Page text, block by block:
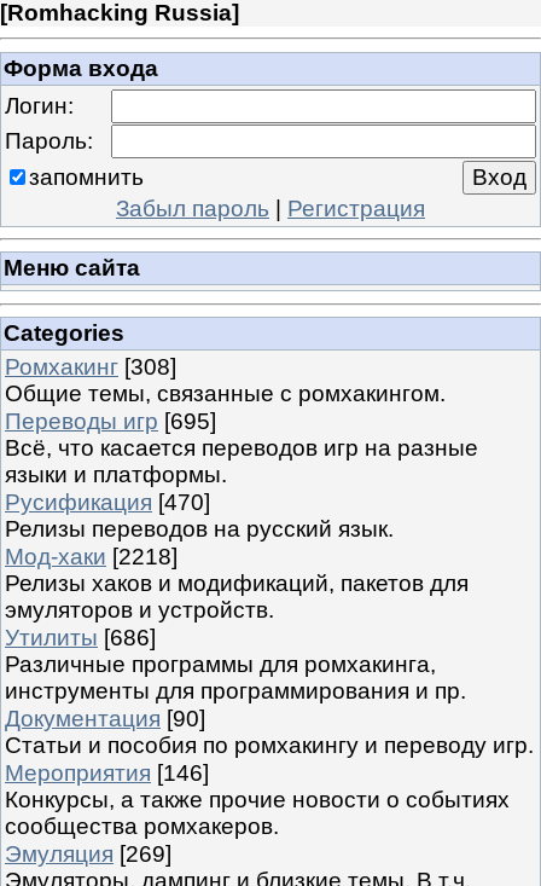
[Romhacking Russia]
Форма входа
Логин:
Пароль:
запомнить
Забыл пароль | Регистрация
Меню сайта
Categories
Ромхакинг [308]
Общие темы, связанные с ромхакингом.
Переводы игр [695]
Всё, что касается переводов игр на разные
языки и платформы.
Русификация [470]
Релизы переводов на русский язык.
Мод-хаки [2218]
Релизы хаков и модификаций, пакетов для
эмуляторов и устройств.
Утилиты [686]
Различные программы для ромхакинга,
инструменты для программирования и пр.
Документация [90]
Статьи и пособия по ромхакингу и переводу игр.
Мероприятия [146]
Конкурсы, а также прочие новости о событиях
сообщества ромхакеров.
Эмуляция [269]
Эмуляторы, дампинг и близкие темы. В т.ч.